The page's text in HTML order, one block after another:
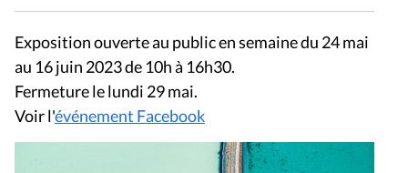
Exposition ouverte au public en semaine du 24 mai
au 16 juin 2023 de 10h à 16h30.
Fermeture le lundi 29 mai.
Voir l'événement Facebook